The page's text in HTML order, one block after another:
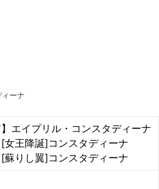
ーナ
】エイプリル・コンスタディーナ
[女王降誕]コンスタディーナ
[蘇りし翼]コンスタディーナ